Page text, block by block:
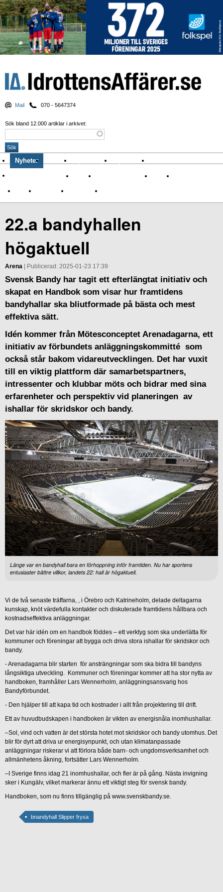
Mail 070 - 5647374
Sök bland 12.000 artiklar i arkivet:
Nyheter Krönikor Sport & spel Nyhetsbrev
Om Idrottens Affärer
Affärer I spåren av Corona Arena
Namn Sponsring TV-nyheter
22.a bandyhallen
högaktuell
Arena | Publicerad: 2025-01-23 17:39
Svensk Bandy har tagit ett efterlängtat initiativ och
skapat en Handbok som visar hur framtidens
bandyhallar ska bliutformade på bästa och mest
effektiva sätt.
Idén kommer från Mötesconceptet Arenadagarna, ett
initiativ av förbundets anläggningskommitté som
också står bakom vidareutvecklingen. Det har vuxit
till en viktig plattform där samarbetspartners,
intressenter och klubbar möts och bidrar med sina
erfarenheter och perspektiv vid planeringen av
ishallar för skridskor och bandy.
Länge var en bandyhall bara en förhoppning inför framtiden. Nu har sportens
entusiaster bättre villkor, landets 22: hall är högaktuell.
Vi de två senaste träffarna, , i Örebro och Katrineholm, delade deltagarna
kunskap, knöt värdefulla kontakter och diskuterade framtidens hållbara och
kostnadseffektiva anläggningar.
Det var här idén om en handbok föddes – ett verktyg som ska underlätta för
kommuner och föreningar att bygga och driva stora ishallar för skridskor och
bandy.
- Arenadagarna blir starten för ansträngningar som ska bidra till bandyns
långsiktiga utveckling. Kommuner och föreningar kommer att ha stor nytta av
handboken, framhåller Lars Wennerholm, anläggningsansvarig hos
Bandyförbundet.
- Den hjälper till att kapa tid och kostnader i allt från projektering till drift.
Ett av huvudbudskapen i handboken är vikten av energisnåla inomhushallar.
–Sol, vind och vatten är det största hotet mot skridskor och bandy utomhus. Det
blir för dyrt att driva ur energisynpunkt, och utan klimatanpassade
anläggningar riskerar vi att förlora både barn- och ungdomsverksamhet och
allmänhetens åkning, fortsätter Lars Wennerholm.
–I Sverige finns idag 21 inomhushallar, och fler är på gång. Nästa invigning
sker i Kungälv, vilket markerar ännu ett viktigt steg för svensk bandy.
Handboken, som nu finns tillgänglig på www.svenskbandy.se.
bnandyhall Slipper frysa